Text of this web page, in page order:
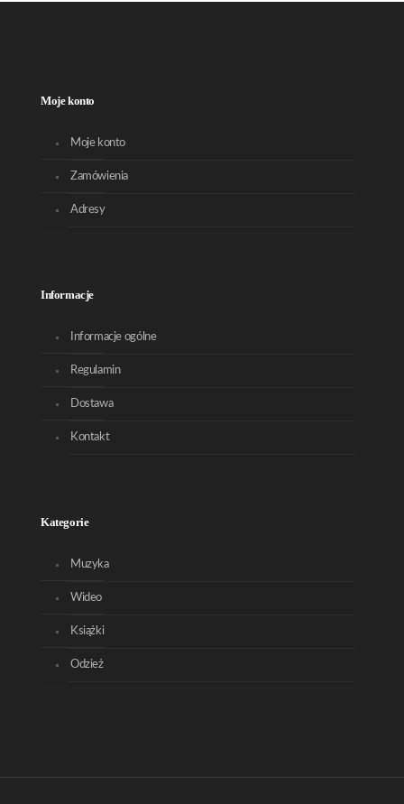
Moje konto
Moje konto
Zamówienia
Adresy
Informacje
Informacje ogólne
Regulamin
Dostawa
Kontakt
Kategorie
Muzyka
Wideo
Książki
Odzież